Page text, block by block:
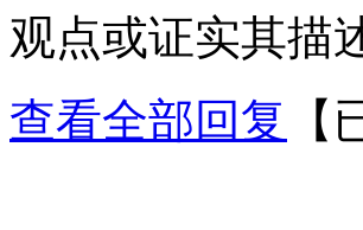
观点或证实其描
查看全部回复